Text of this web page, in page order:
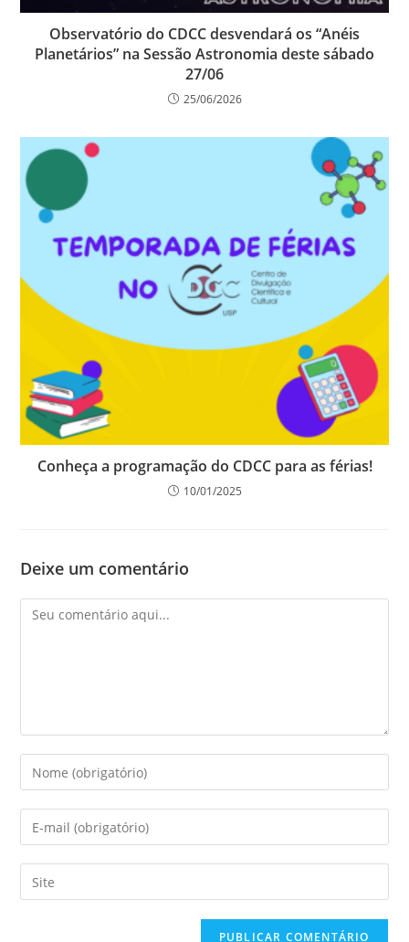
Observatório do CDCC desvendará os “Anéis
Planetários” na Sessão Astronomia deste sábado
27/06
25/06/2026
Conheça a programação do CDCC para as férias!
10/01/2025
Deixe um comentário